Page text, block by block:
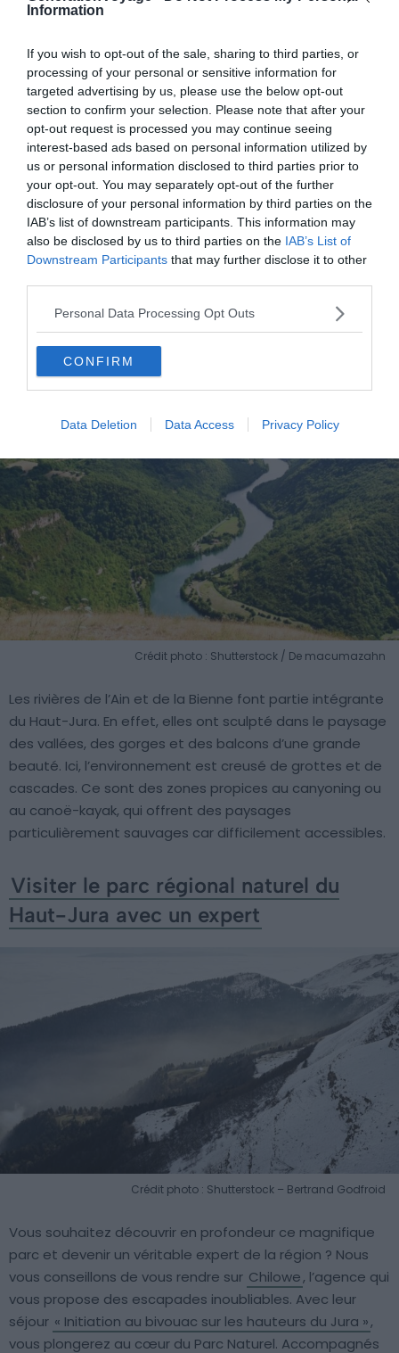
Information
If you wish to opt-out of the sale, sharing to third parties, or
processing of your personal or sensitive information for
targeted advertising by us, please use the below opt-out
section to confirm your selection. Please note that after your
opt-out request is processed you may continue seeing
interest-based ads based on personal information utilized by
us or personal information disclosed to third parties prior to
your opt-out. You may separately opt-out of the further
disclosure of your personal information by third parties on the
IAB’s list of downstream participants. This information may
also be disclosed by us to third parties on the IAB’s List of
Downstream Participants that may further disclose it to other
Personal Data Processing Opt Outs
CONFIRM
Data Deletion Data Access Privacy Policy
Le val de Remoray abrite des villages traditionnels
entourés de paysages particulièrement sauvages.
Située sur la haute vallée du Doubs, la réserve naturelle
du lac de Remoray est un lieu unique. Elle présente une
grande diversité de milieux différents, articulés autour du
lac de Remoray : forêt, marais, tourbière, prairie… Chacun
de ces milieux abrite une faune et une flore riche et
unique qui raviront les amoureux de nature. La Maison de
la Réserve se propose de faire découvrir aux visiteurs
Les vallées de l’Ain et de la Bienne
Crédit photo : Shutterstock / De macumazahn
Les rivières de l’Ain et de la Bienne font partie intégrante
du Haut-Jura. En effet, elles ont sculpté dans le paysage
des vallées, des gorges et des balcons d’une grande
beauté. Ici, l’environnement est creusé de grottes et de
cascades. Ce sont des zones propices au canyoning ou
au canoë-kayak, qui offrent des paysages
particulièrement sauvages car difficilement accessibles.
Visiter le parc régional naturel du
Haut-Jura avec un expert
Crédit photo : Shutterstock – Bertrand Godfroid
Vous souhaitez découvrir en profondeur ce magnifique
parc et devenir un véritable expert de la région ? Nous
vous conseillons de vous rendre sur Chilowe, l’agence qui
vous propose des escapades inoubliables. Avec leur
séjour « Initiation au bivouac sur les hauteurs du Jura »,
vous plongerez au cœur du Parc Naturel. Accompagnés